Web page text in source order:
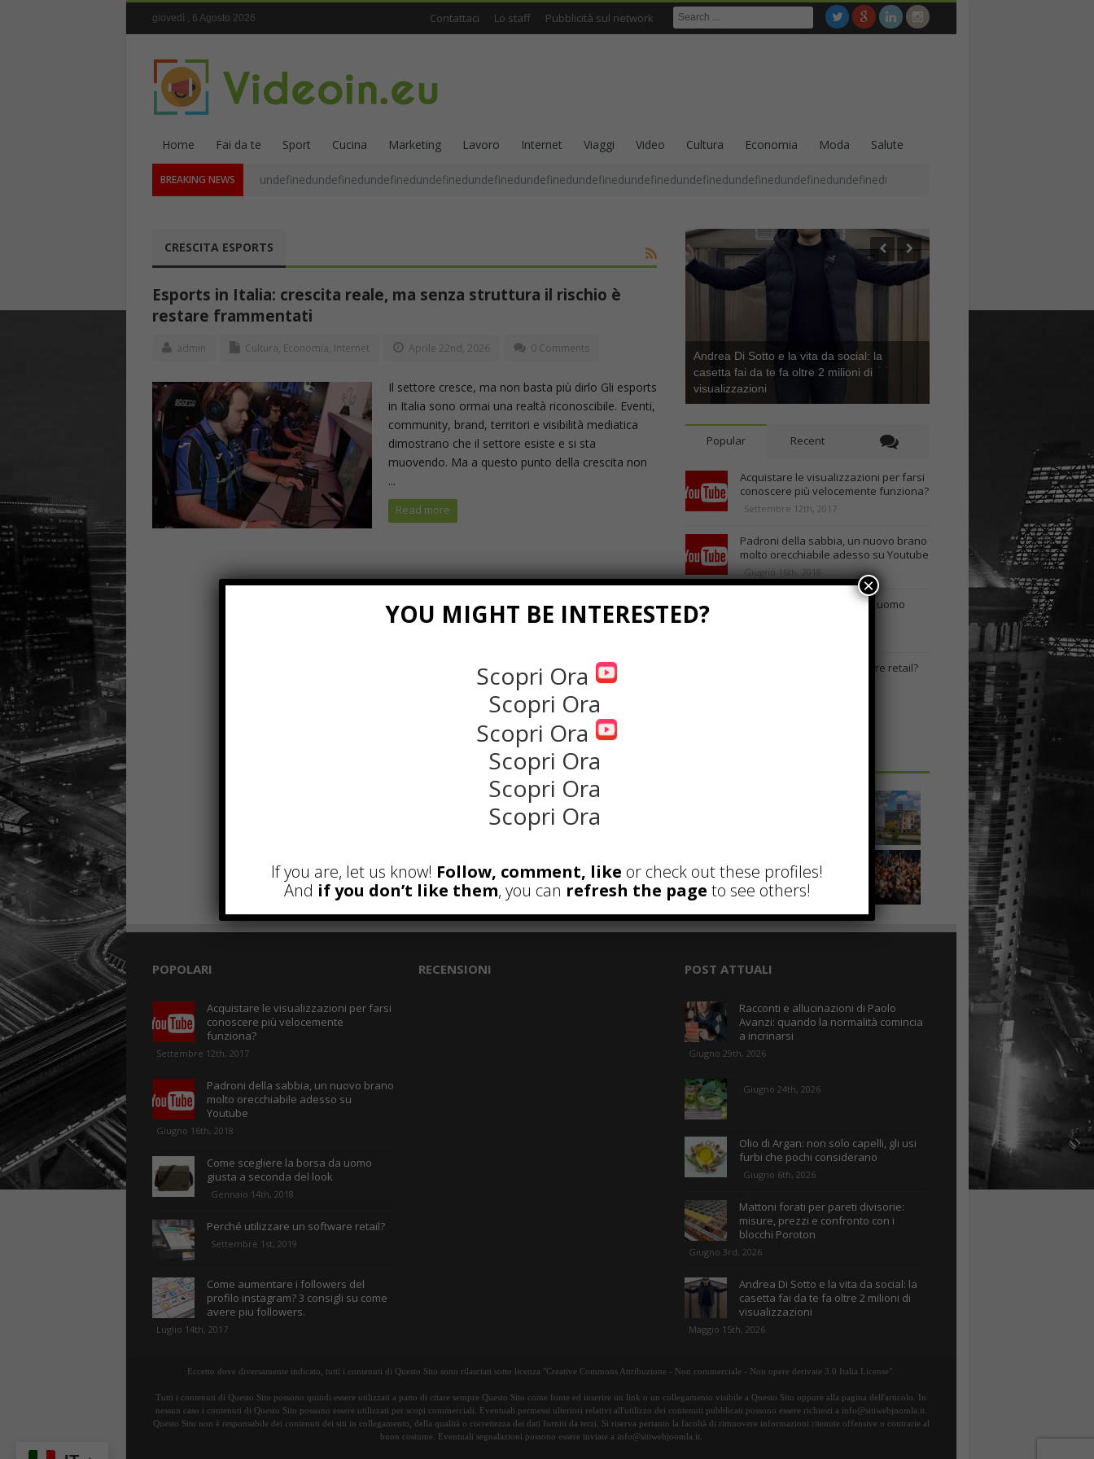
giovedì , 6 Agosto 2026 Contattaci Lo staff Pubblicità sul network
Home Fai da te Sport Cucina Marketing Lavoro Internet Viaggi Video Cultura Economia Moda Salute
BREAKING NEWS
CRESCITA ESPORTS
Esports in Italia: crescita reale, ma senza struttura il rischio è
restare frammentati
admin Cultura, Economia, Internet Aprile 22nd, 2026 0 Comments
Il settore cresce, ma non basta più dirlo Gli esports
in Italia sono ormai una realtà riconoscibile. Eventi,
community, brand, territori e visibilità mediatica
dimostrano che il settore esiste e si sta
muovendo. Ma a questo punto della crescita non
...
Read more
Andrea Di Sotto e la vita da social: la
casetta fai da te fa oltre 2 milioni di
visualizzazioni
Popular Recent
Acquistare le visualizzazioni per farsi
conoscere più velocemente funziona?
Settembre 12th, 2017
Padroni della sabbia, un nuovo brano
molto orecchiabile adesso su Youtube
Giugno 16th, 2018
Come scegliere la borsa da uomo
Perché utilizzare un software retail?
POPOLARI
Acquistare le visualizzazioni per farsi
conoscere più velocemente
funziona?
Settembre 12th, 2017
Padroni della sabbia, un nuovo brano
molto orecchiabile adesso su
Youtube
Giugno 16th, 2018
Come scegliere la borsa da uomo
giusta a seconda del look
Gennaio 14th, 2018
Perché utilizzare un software retail?
Settembre 1st, 2019
Come aumentare i followers del
profilo instagram? 3 consigli su come
avere piu followers.
Luglio 14th, 2017
RECENSIONI POST ATTUALI
Racconti e allucinazioni di Paolo
Avanzi: quando la normalità comincia
a incrinarsi
Giugno 29th, 2026
Giugno 24th, 2026
Olio di Argan: non solo capelli, gli usi
furbi che pochi considerano
Giugno 6th, 2026
Mattoni forati per pareti divisorie:
misure, prezzi e confronto con i
blocchi Poroton
Giugno 3rd, 2026
Andrea Di Sotto e la vita da social: la
casetta fai da te fa oltre 2 milioni di
visualizzazioni
Maggio 15th, 2026
Eccetto dove diversamente indicato, tutti i contenuti di Questo Sito sono rilasciati sotto licenza "Creative Commons Attribuzione - Non commerciale - Non opere derivate 3.0 Italia License".
Tutti i contenuti di Questo Sito possono quindi essere utilizzati a patto di citare sempre Questo Sito come fonte ed inserire un link o un collegamento visibile a Questo Sito oppure alla pagina dell'articolo. In
nessun caso i contenuti di Questo Sito possono essere utilizzati per scopi commerciali. Eventuali permessi ulteriori relativi all'utilizzo dei contenuti pubblicati possono essere richiesti a info@sitiwebjoomla.it.
Questo Sito non è responsabile dei contenuti dei siti in collegamento, della qualità o correttezza dei dati forniti da terzi. Si riserva pertanto la facoltà di rimuovere informazioni ritenute offensive o contrarie al
buon costume. Eventuali segnalazioni possono essere inviate a info@sitiwebjoomla.it.
YOU MIGHT BE INTERESTED?
Scopri Ora
Scopri Ora
Scopri Ora
Scopri Ora
Scopri Ora
Scopri Ora
If you are, let us know! Follow, comment, like or check out these profiles!
And if you don’t like them, you can refresh the page to see others!
×